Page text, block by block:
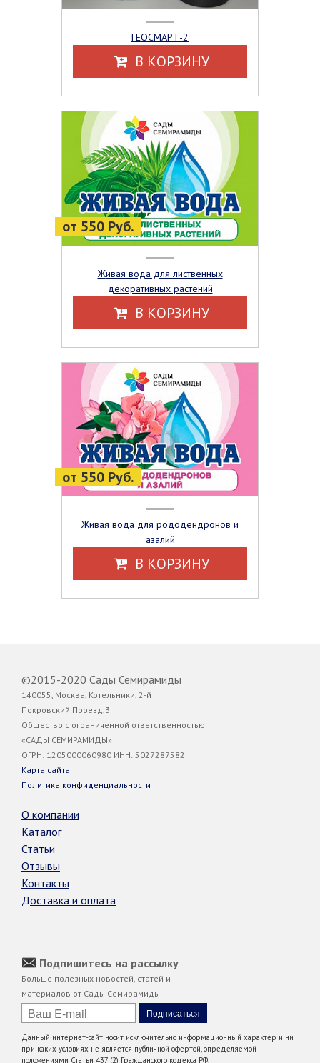
ГЕОСМАРТ-2
В КОРЗИНУ
от 550 Руб.
Живая вода для лиственных
декоративных растений
В КОРЗИНУ
от 550 Руб.
Живая вода для рододендронов и
азалий
В КОРЗИНУ
©2015-2020 Сады Семирамиды
140055, Москва, Котельники, 2-й
Покровский Проезд,3
Общество с ограниченной ответственностью
«САДЫ СЕМИРАМИДЫ»
ОГРН: 1205000060980 ИНН: 5027287582
Карта сайта
Политика конфиденциальности
О компании
Каталог
Статьи
Отзывы
Контакты
Доставка и оплата
Подпишитесь на рассылку
Больше полезных новостей, статей и
материалов от Сады Семирамиды
Данный интернет-сайт носит исключительно информационный характер и ни
при каких условиях не является публичной офертой, определяемой
положениями Статьи 437 (2) Гражданского кодекса РФ.